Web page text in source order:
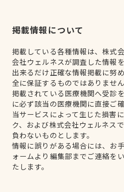
掲載情報について
掲載している各種情報は、株式
会社ウェルネスが調査した情報
出来るだけ正確な情報掲載に努
全に保証するものではありません
掲載されている医療機関へ受診
に必ず該当の医療機関に直接ご
当サービスによって生じた損害
ク、および株式会社ウェルネス
負わないものとします。
情報に誤りがある場合には、お
ォームより編集部までご連絡を
たします。